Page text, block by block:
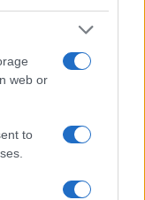
web or
to